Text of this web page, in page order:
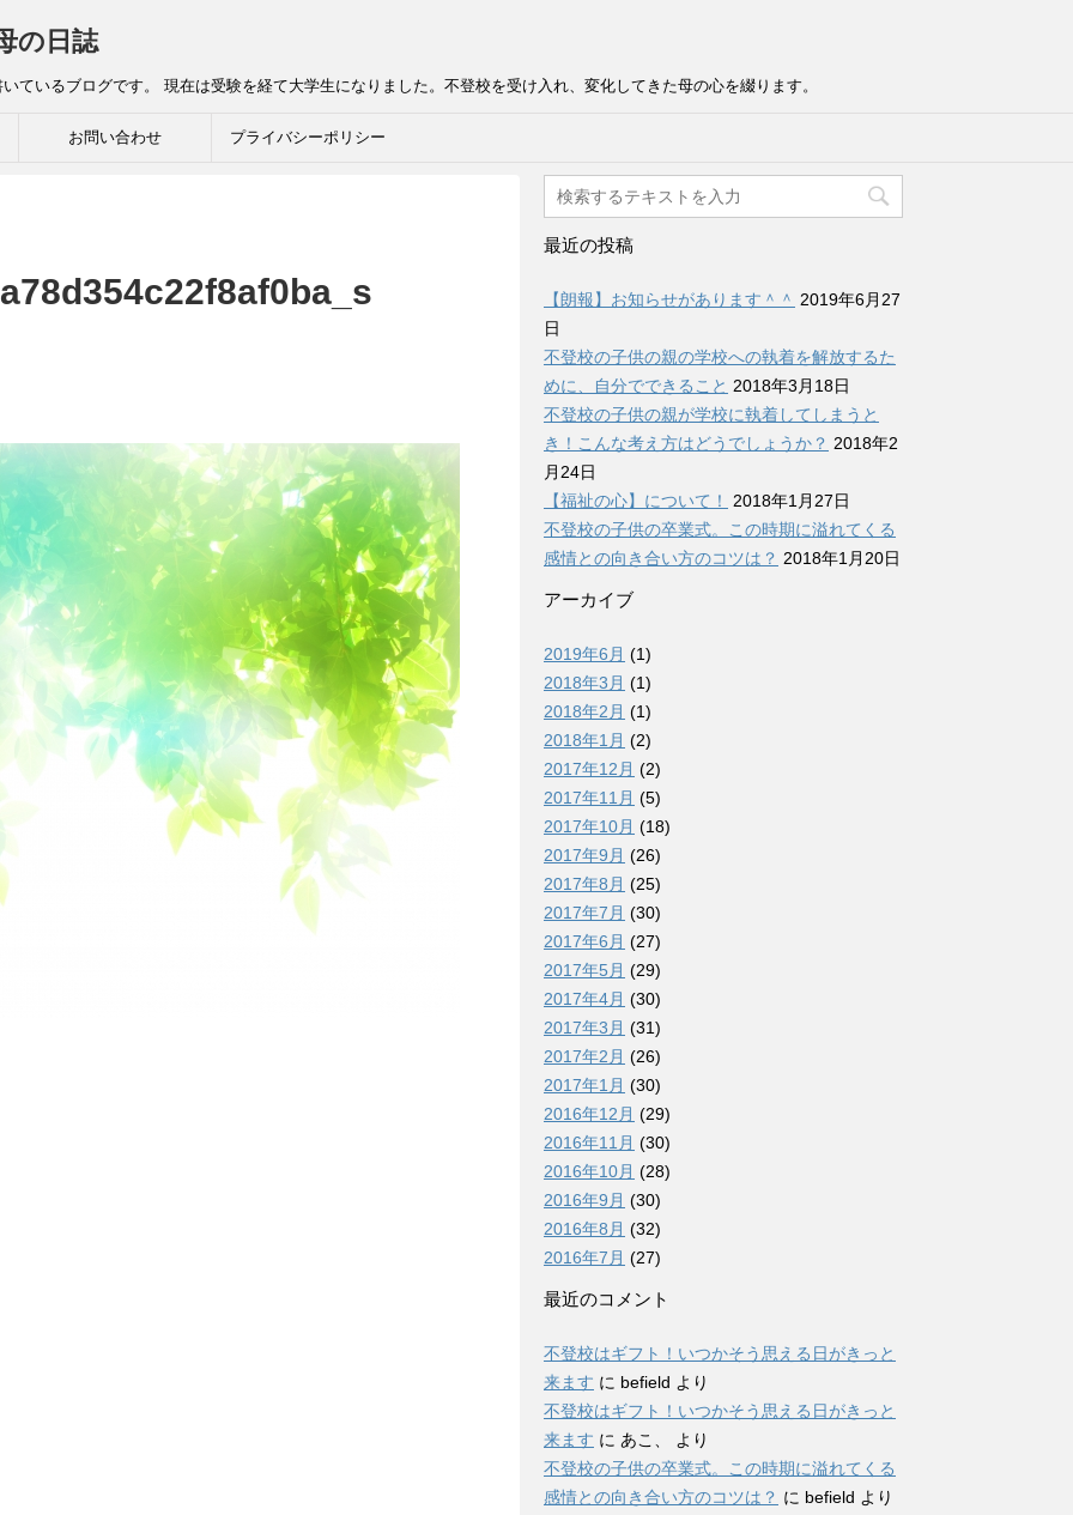
の日誌
ているブログです。 現在は受験を経て大学生になりました。不登校を受け入れ、変化してきた母の心を綴ります。
お問い合わせ プライバシーポリシー
最近の投稿
【朗報】お知らせがあります＾＾ 2019年6月27
日
不登校の子供の親の学校への執着を解放するた
めに、自分でできること 2018年3月18日
不登校の子供の親が学校に執着してしまうと
き！こんな考え方はどうでしょうか？ 2018年2
月24日
【福祉の心】について！
2018年1月27日
不登校の子供の卒業式。この時期に溢れてくる
感情との向き合い方のコツは？ 2018年1月20日
アーカイブ
2019年6月 (1)
2018年3月 (1)
2018年2月 (1)
2018年1月 (2)
2017年12月 (2)
2017年11月 (5)
2017年10月 (18)
2017年9月 (26)
2017年8月 (25)
2017年7月 (30)
2017年6月 (27)
2017年5月 (29)
2017年4月 (30)
2017年3月 (31)
2017年2月 (26)
2017年1月 (30)
2016年12月 (29)
2016年11月 (30)
2016年10月 (28)
2016年9月 (30)
2016年8月 (32)
2016年7月 (27)
最近のコメント
不登校はギフト！いつかそう思える日がきっと
来ます に befield より
不登校はギフト！いつかそう思える日がきっと
来ます に あこ、
より
不登校の子供の卒業式。この時期に溢れてくる
感情との向き合い方のコツは？ に befield より